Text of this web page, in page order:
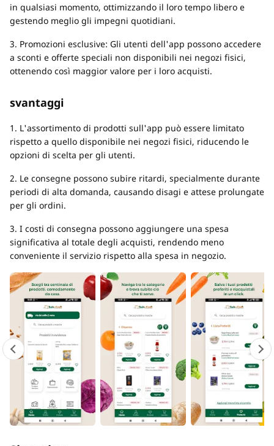
in qualsiasi momento, ottimizzando il loro tempo libero e
gestendo meglio gli impegni quotidiani.
3. Promozioni esclusive: Gli utenti dell'app possono accedere
a sconti e offerte speciali non disponibili nei negozi fisici,
ottenendo così maggior valore per i loro acquisti.
svantaggi
1. L'assortimento di prodotti sull'app può essere limitato
rispetto a quello disponibile nei negozi fisici, riducendo le
opzioni di scelta per gli utenti.
2. Le consegne possono subire ritardi, specialmente durante
periodi di alta domanda, causando disagi e attese prolungate
per gli ordini.
3. I costi di consegna possono aggiungere una spesa
significativa al totale degli acquisti, rendendo meno
conveniente il servizio rispetto alla spesa in negozio.